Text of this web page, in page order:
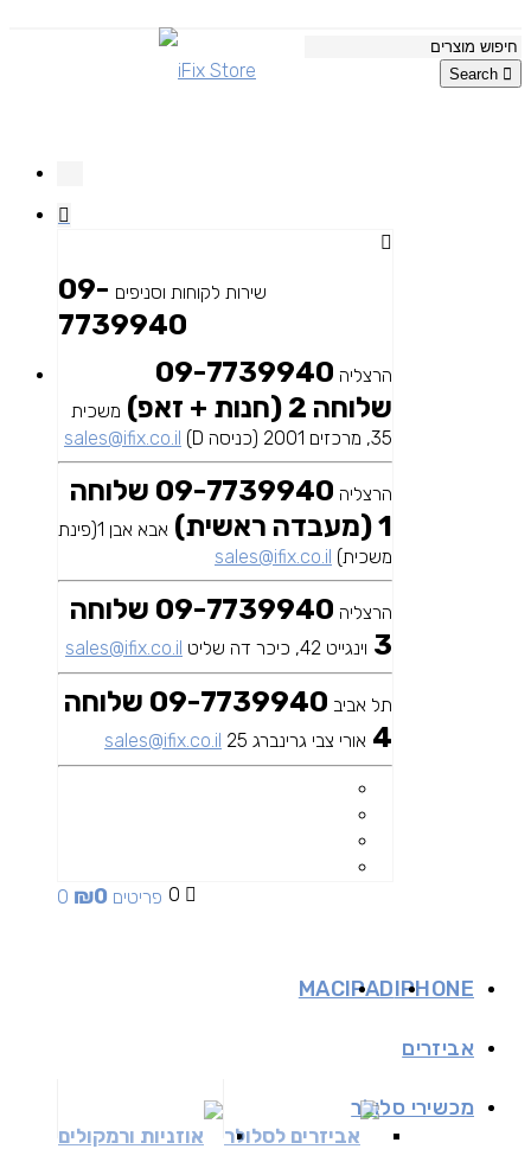
Search
שירות לקוחות וסניפים 09-
7739940
הרצליה 09-7739940
שלוחה 2 (חנות + זאפ)
משכית
35, מרכזים 2001 (כניסה D)
sales@ifix.co.il
הרצליה
09-7739940 שלוחה
1 (מעבדה ראשית)
אבא אבן 1(פינת
משכית) sales@ifix.co.il
הרצליה
09-7739940 שלוחה
3 וינגייט 42, כיכר דה שליט sales@ifix.co.il
תל אביב
09-7739940 שלוחה
4 אורי צבי גרינברג 25 sales@ifix.co.il
0 0 פריטים ₪0
IPHONE
IPAD
MAC
אביזרים
אביזרים לסלולר אוזניות ורמקולים
מכשירי סלולר